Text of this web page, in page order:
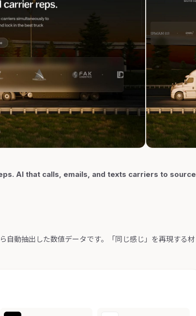
AI that calls, emails, and texts carriers to source
自動抽出した数値データです。「同じ感じ」を再現する材